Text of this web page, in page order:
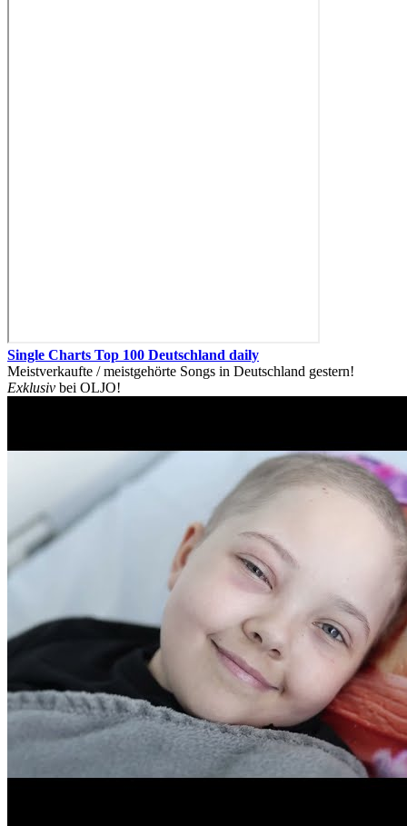
Single Charts Top 100 Deutschland daily
Meistverkaufte / meistgehörte Songs in Deutschland gestern!
Exklusiv bei OLJO!